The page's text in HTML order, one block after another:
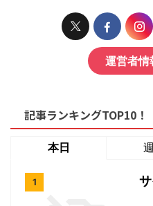
運営者情
記事ランキングTOP10！
本日